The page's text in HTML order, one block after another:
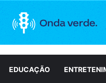
EDUCAÇÃO